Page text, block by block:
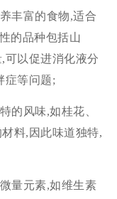
丰富的食物,适合
的品种包括山
可以促进消化液分
症等问题;
的风味,如桂花、
料,因此味道独特,
量元素,如维生素